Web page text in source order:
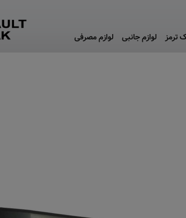
ترمز لوازم جانبی لوازم مصرفی